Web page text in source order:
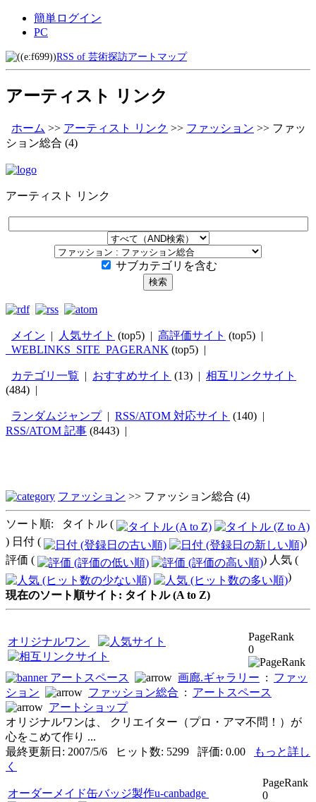
簡単ログイン
PC
RSS of 芸術探訪アートマップ
アーティスト リンク
ホーム >> アーティスト リンク >> ファッション >> ファッ
ション総合 (4)
アーティスト リンク
サブカテゴリを含む
メイン | 人気サイト (top5) | 高評価サイト (top5) |
_WEBLINKS_SITE_PAGERANK (top5) |
カテゴリ一覧 | おすすめサイト (13) | 相互リンクサイト
(484) |
ランダムジャンプ| RSS/ATOM 対応サイト (140) |
RSS/ATOM 記事 (8443) |
ファッション >> ファッション総合 (4)
ソート順: タイトル (
) 日付 (
)
評価 (
) 人気 (
)
現在のソート順サイト: タイトル (A to Z)
オリジナルワン
PageRank
0
アートスペース 画廊.ギャラリー : ファッ
ション
ファッション総合 : アートスペース
アートショップ
オリジナルワンは、 クリエイター（プロ・アマ不問！）が
心をこめて作り ...
最終更新日: 2007/5/6 ヒット数: 5299 評価: 0.00
もっと詳し
く
オーダーメイド缶バッジ製作u-canbadge
PageRank
0